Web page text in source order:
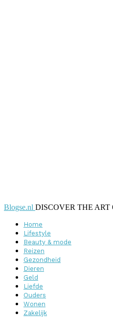
Blogse.nl DISCOVER THE ART
Home
Lifestyle
Beauty & mode
Reizen
Gezondheid
Dieren
Geld
Liefde
Ouders
Wonen
Zakelijk